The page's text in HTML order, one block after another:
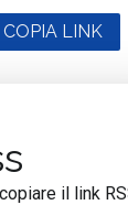
COPIA LINK
il link